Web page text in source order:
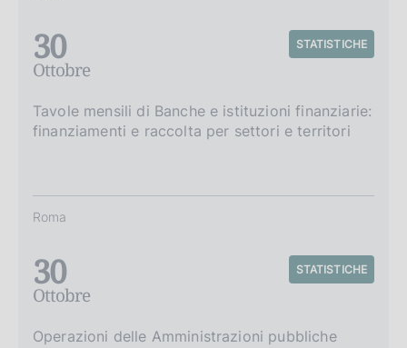
30
Ottobre
STATISTICHE
Tavole mensili di Banche e istituzioni finanziarie:
finanziamenti e raccolta per settori e territori
Roma
30
Ottobre
STATISTICHE
Operazioni delle Amministrazioni pubbliche